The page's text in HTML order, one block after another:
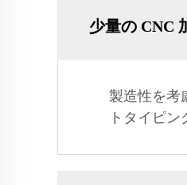
少量の CNC
製造性を考
トタイピ